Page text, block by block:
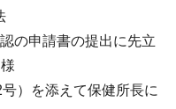
の申請書の提出に先立
）を添えて保健所長に